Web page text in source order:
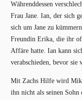
Währenddessen
Frau Jane. Ian, der sich
sich um Jane zu
Freundin Erika, die ihr
Affäre hatte. Ian kann
verabschieden, bevor sie
Mit Zachs Hilfe wird
ihn nicht als seinen